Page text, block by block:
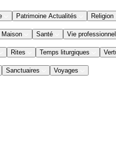
Patrimoine Actualités Religion
Maison Santé Vie
Rites Temps liturgiques
Sanctuaires Voyages